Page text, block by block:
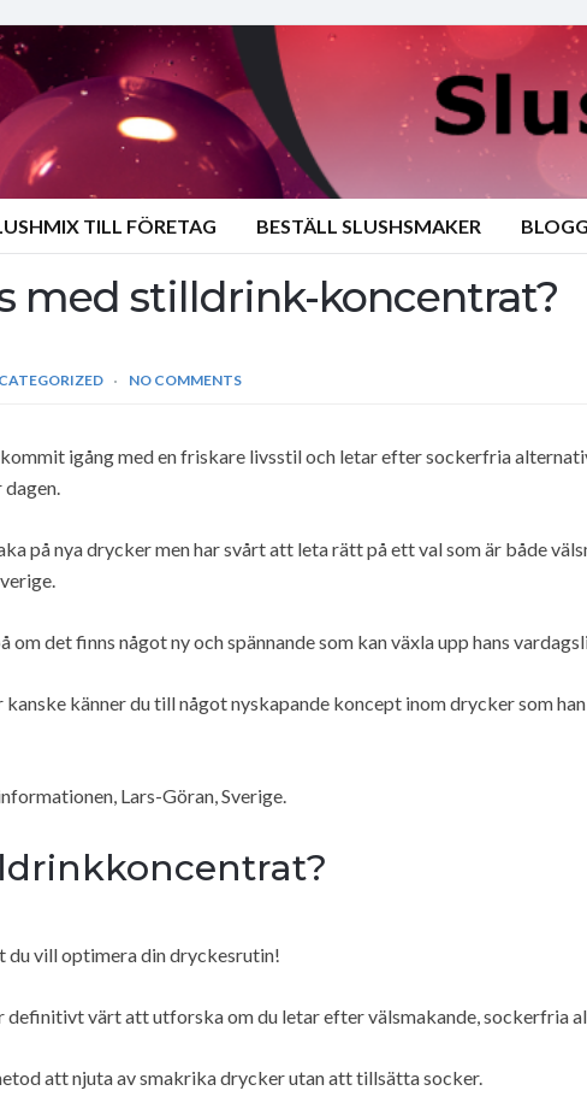
TILL FÖRETAG BESTÄLL SLUSHSMAKER BLOGG
med stilldrink-koncentrat?
NO COMMENTS
igång med en friskare livsstil och letar efter sockerfria
på nya drycker men har svårt att leta rätt på ett val som är både
om det finns något ny och spännande som kan växla upp hans
kanske känner du till något nyskapande koncept inom drycker som
Lars-Göran, Sverige.
du vill optimera din dryckesrutin!
värt att utforska om du letar efter välsmakande, sockerfria
att njuta av smakrika drycker utan att tillsätta socker.